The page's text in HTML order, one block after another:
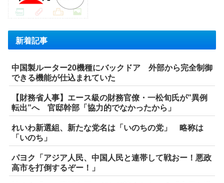
新着記事
中国製ルーター20機種にバックドア 外部から完全制御
できる機能が仕込まれていた
【財務省人事】エース級の財務官僚・一松旬氏が”異例
転出”へ 官邸幹部「協力的でなかったから」
れいわ新選組、新たな党名は「いのちの党」 略称は
「いのち」
パヨク「アジア人民、中国人民と連帯して戦おー！悪政
高市を打倒するぞー！」